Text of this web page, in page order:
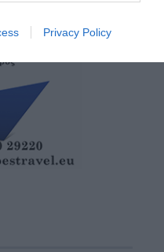
Privacy Policy